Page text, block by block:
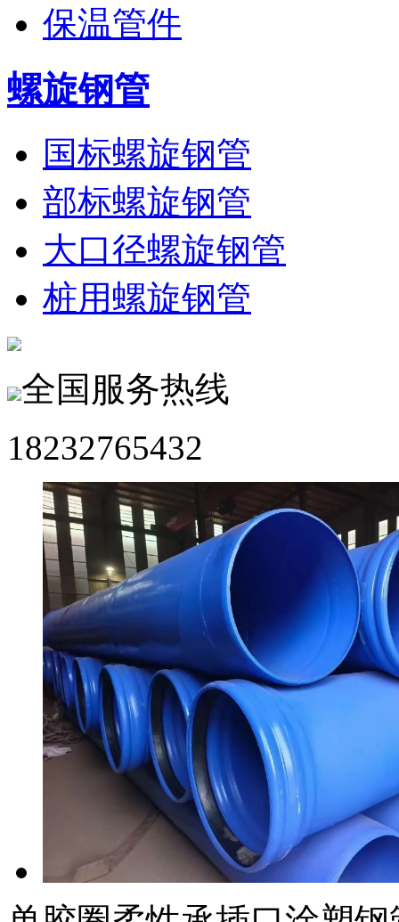
保温管件
螺旋钢管
国标螺旋钢管
部标螺旋钢管
大口径螺旋钢管
桩用螺旋钢管
全国服务热线
18232765432